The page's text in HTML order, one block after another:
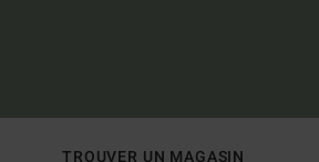
TROUVER UN MAGASIN